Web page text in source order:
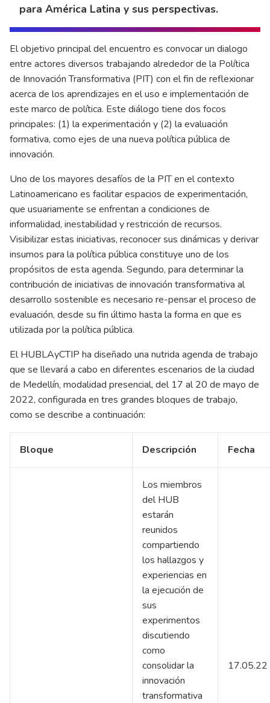
para América Latina y sus perspectivas.
El objetivo principal del encuentro es convocar un dialogo
entre actores diversos trabajando alrededor de la Política
de Innovación Transformativa (PIT) con el fin de reflexionar
acerca de los aprendizajes en el uso e implementación de
este marco de política. Este diálogo tiene dos focos
principales: (1) la experimentación y (2) la evaluación
formativa, como ejes de una nueva política pública de
innovación.
Uno de los mayores desafíos de la PIT en el contexto
Latinoamericano es facilitar espacios de experimentación,
que usuariamente se enfrentan a condiciones de
informalidad, inestabilidad y restricción de recursos.
Visibilizar estas iniciativas, reconocer sus dinámicas y derivar
insumos para la política pública constituye uno de los
propósitos de esta agenda. Segundo, para determinar la
contribución de iniciativas de innovación transformativa al
desarrollo sostenible es necesario re-pensar el proceso de
evaluación, desde su fin último hasta la forma en que es
utilizada por la política pública.
El HUBLAyCTIP ha diseñado una nutrida agenda de trabajo
que se llevará a cabo en diferentes escenarios de la ciudad
de Medellín, modalidad presencial, del 17 al 20 de mayo de
2022, configurada en tres grandes bloques de trabajo,
como se describe a continuación:
Bloque Descripción Fecha
Los miembros
del HUB
estarán
reunidos
compartiendo
los hallazgos y
experiencias en
la ejecución de
sus
experimentos
discutiendo
como
consolidar la
innovación
transformativa